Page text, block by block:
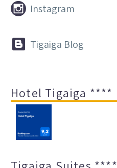

 Instagram

 Tigaiga Blog
Hotel Tigaiga ****